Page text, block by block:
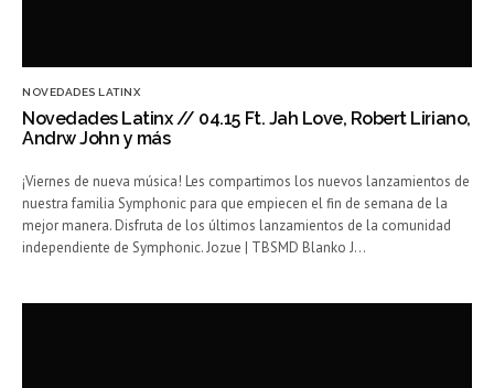
NOVEDADES LATINX
Novedades Latinx // 04.15 Ft. Jah Love, Robert Liriano,
Andrw John y más
¡Viernes de nueva música! Les compartimos los nuevos lanzamientos de
nuestra familia Symphonic para que empiecen el fin de semana de la
mejor manera. Disfruta de los últimos lanzamientos de la comunidad
independiente de Symphonic. Jozue | TBSMD Blanko J…